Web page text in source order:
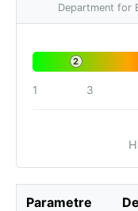
Department for
2
1 3
Parametre